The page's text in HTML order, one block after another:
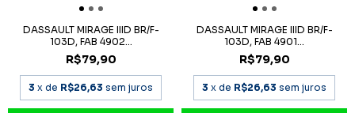
DASSAULT MIRAGE IIID BR/F-
103D, FAB 4902...
R$79,90
3 x de R$26,63 sem juros
DASSAULT MIRAGE IIID BR/F-
103D, FAB 4901...
R$79,90
3 x de R$26,63 sem juros